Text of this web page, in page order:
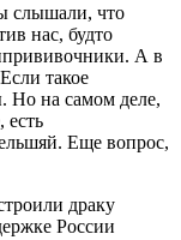
слышали, что
нас, будто
А в
такое
Но на самом деле,
есть
Еще вопрос,